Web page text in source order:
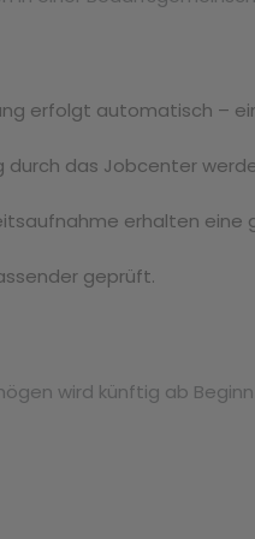
erfolgt automatisch –
durch das Jobcenter
erhalten eine
geprüft.
wird künftig ab